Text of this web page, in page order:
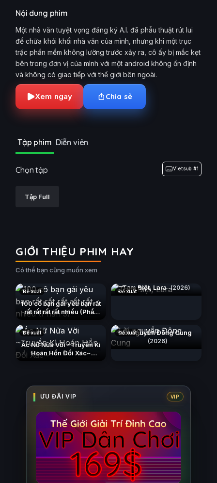
Nội dung phim
Một nhà văn tuyệt vọng đăng ký A.I. đã phẫu thuật rút lui
để chữa khỏi khối nhà văn của mình, nhưng khi một trục
trặc phần mềm không lường trước xảy ra, cô ấy bị mắc kẹt
bên trong đơn vị của mình với một android không ổn định
và không có giao tiếp với thế giới bên ngoài.
Xem ngay Chia sẻ
Tập phim Diễn viên
Chọn tập Vietsub #1
Tập Full
GIỚI THIỆU PHIM HAY
Có thể bạn cũng muốn xem
Đề xuất
100 cô bạn gái yêu bạn rất
rất rất rất rất nhiều (Phần
Đề xuất
Tạm Biệt, Lara (2026)
Đề xuất
Ác Nữ Nửa Vời ~Truyền Kì
Hoán Hồn Đổi Xác~
Đề xuất
Lời nguyền Đông Cung
(2026)